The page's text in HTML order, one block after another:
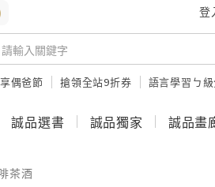
登
偶爸節 搶領全站9折券 語言學習ㄅ
誠品選書 誠品獨家 誠品畫
茶酒